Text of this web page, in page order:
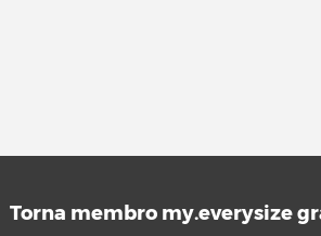
Torna membro my.everysize